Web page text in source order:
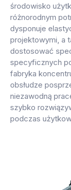
środowisko
różnorodnym
dysponuje
projektowymi, a
dostosować
specyficznych
fabryka
obsłudze
niezawodną
szybko
podczas